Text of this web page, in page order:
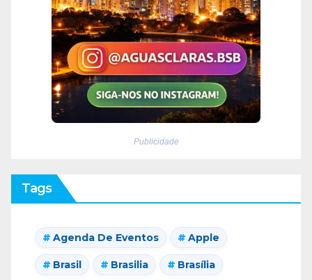
Publicidade
Tags
Agenda De Eventos Apple
Brasil Brasilia Brasília